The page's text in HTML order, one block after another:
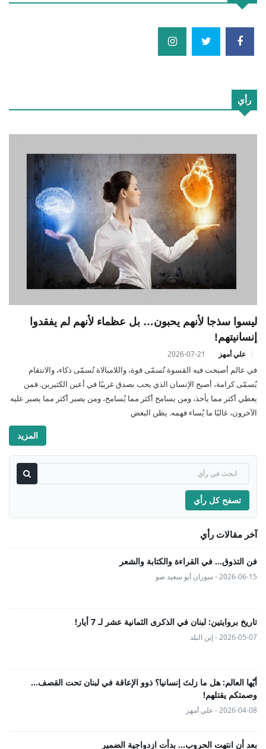
رأي
ليسوا سذجا لأنهم يحبون… بل عظماء لأنهم لم يفقدوا
إنسانيتهم!
علي أمهز 2026-07-21
في عالم أصبحت فيه القسوة تُسمّى قوة، واللامبالاة تُسمّى ذكاء، والانتقام
يُسمّى كرامة، أصبح الإنسان الذي يحب بصدق غريبًا في أعين الكثيرين. فمن
يعطي أكثر مما يأخذ، ومن يسامح أكثر مما يُسامح، ومن يصبر أكثر مما يصبر عليه
الآخرون، غالبًا ما يُساء فهمه. يظن البعض
المزيد
تصفح كل رأي
آخر مقالات رأي
فن التذوق... في القراءة والكتابة والشعر
2026-06-15 - سوزان أبو سعيد ضو
تاريخ بروايتين: لبنان في الذكرى الثمانية عشر لـ 7 أيار!
2026-05-07 - إبن البلد
أيّها العالم: هل ما زلتَ إنسانيا؟ ذوو الإعاقة في لبنان تحت القصف...
وصمتكم يقتلهم!
2026-04-08 - علي أمهز
بعد أن انتهت الحروب… بدأت ازدواجية الضمير